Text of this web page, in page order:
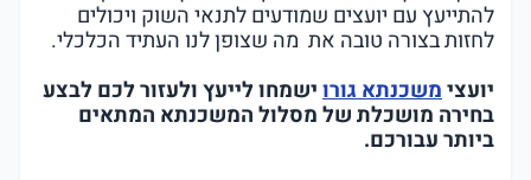
להתייעץ עם יועצים שמודעים לתנאי השוק ויכולים
לחזות בצורה טובה את מה שצופן לנו העתיד הכלכלי.
יועצימשכנתא גורוישמחו לייעץ ולעזור לכם לבצע
בחירה מושכלת של מסלול המשכנתא המתאים
ביותר עבורכם.